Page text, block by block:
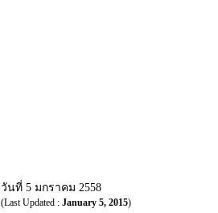
วันที่ 5 มกราคม 2558
(Last Updated : January 5, 2015)